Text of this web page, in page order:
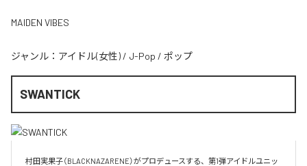
MAIDEN VIBES
ジャンル： アイドル(女性) / J-Pop / ポップ
SWANTICK
村田実果子（BLACKNAZARENE）がプロデュースする、第1弾アイドルユニッ